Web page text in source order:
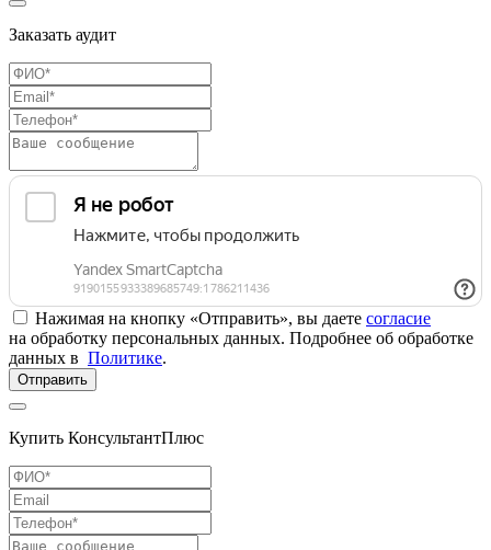
Заказать аудит
Нажимая на кнопку «Отправить», вы даете согласие
на обработку персональных данных. Подробнее об обработке
данных в Политике.
Отправить
Купить КонсультантПлюс